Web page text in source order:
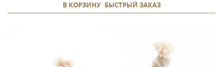
В КОРЗИНУ БЫСТРЫЙ ЗАКАЗ